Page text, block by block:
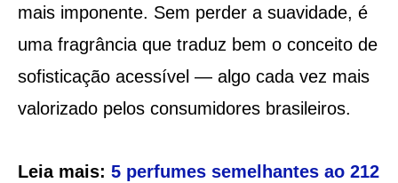
mais imponente. Sem perder a suavidade, é
uma fragrância que traduz bem o conceito de
sofisticação acessível — algo cada vez mais
valorizado pelos consumidores brasileiros.
Leia mais: 5 perfumes semelhantes ao 212